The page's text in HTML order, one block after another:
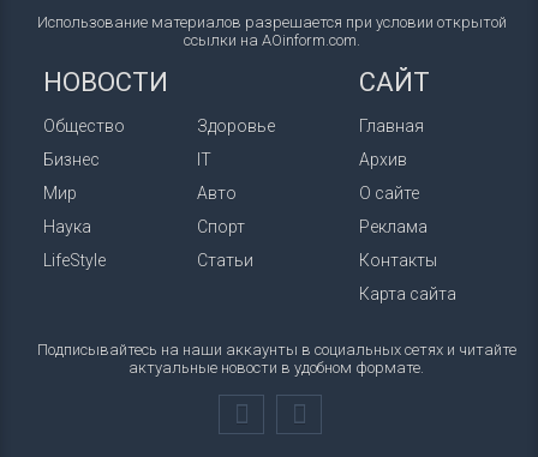
Использование материалов разрешается при условии открытой
ссылки на AOinform.com.
НОВОСТИ
Общество
Бизнес
Мир
Наука
LifeStyle
Здоровье
IT
Авто
Спорт
Статьи
САЙТ
Главная
Архив
О сайте
Реклама
Контакты
Карта сайта
Подписывайтесь на наши аккаунты в социальных сетях и читайте
актуальные новости в удобном формате.